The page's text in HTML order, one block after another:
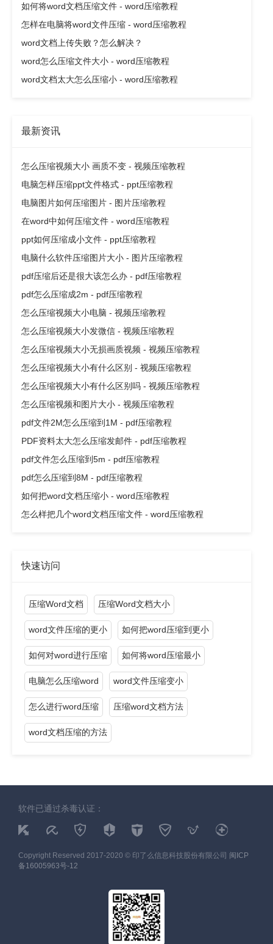
如何将word文档压缩文件 - word压缩教程
怎样在电脑将word文件压缩 - word压缩教程
word文档上传失败？怎么解决？
word怎么压缩文件大小 - word压缩教程
word文档太大怎么压缩小 - word压缩教程
最新资讯
怎么压缩视频大小 画质不变 - 视频压缩教程
电脑怎样压缩ppt文件格式 - ppt压缩教程
电脑图片如何压缩图片 - 图片压缩教程
在word中如何压缩文件 - word压缩教程
ppt如何压缩成小文件 - ppt压缩教程
电脑什么软件压缩图片大小 - 图片压缩教程
pdf压缩后还是很大该怎么办 - pdf压缩教程
pdf怎么压缩成2m - pdf压缩教程
怎么压缩视频大小电脑 - 视频压缩教程
怎么压缩视频大小发微信 - 视频压缩教程
怎么压缩视频大小无损画质视频 - 视频压缩教程
怎么压缩视频大小有什么区别 - 视频压缩教程
怎么压缩视频大小有什么区别吗 - 视频压缩教程
怎么压缩视频和图片大小 - 视频压缩教程
pdf文件2M怎么压缩到1M - pdf压缩教程
PDF资料太大怎么压缩发邮件 - pdf压缩教程
pdf文件怎么压缩到5m - pdf压缩教程
pdf怎么压缩到8M - pdf压缩教程
如何把word文档压缩小 - word压缩教程
怎么样把几个word文档压缩文件 - word压缩教程
快速访问
压缩Word文档 压缩Word文档大小
word文件压缩的更小 如何把word压缩到更小
如何对word进行压缩 如何将word压缩最小
电脑怎么压缩word word文件压缩变小
怎么进行word压缩 压缩word文档方法
word文档压缩的方法
软件已通过杀毒认证：
Copyright Reserved 2017-2020 © 印了么信息科技股份有限公司 闽ICP
备16005963号-12